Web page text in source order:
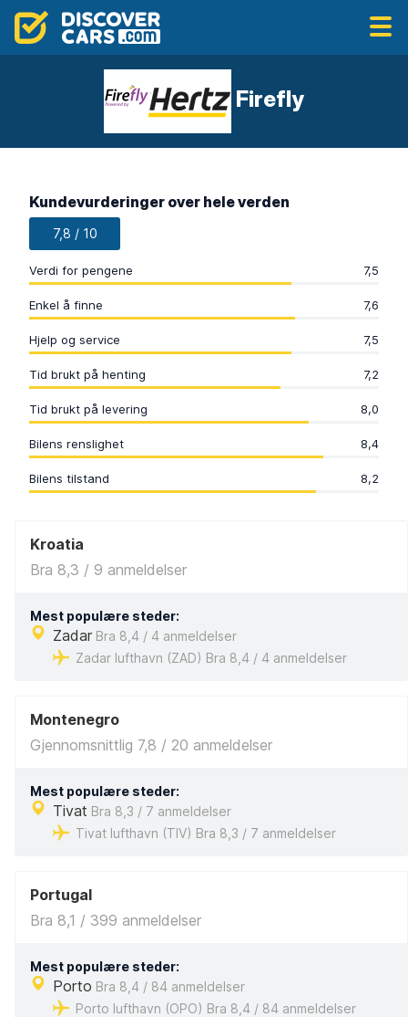
Firefly
Kundevurderinger over hele verden
7,8 / 10
Verdi for pengene 7,5
Enkel å finne 7,6
Hjelp og service 7,5
Tid brukt på henting 7,2
Tid brukt på levering 8,0
Bilens renslighet 8,4
Bilens tilstand 8,2
Kroatia
Bra 8,3 / 9 anmeldelser
Mest populære steder:
Zadar Bra 8,4 / 4 anmeldelser
Zadar lufthavn (ZAD) Bra 8,4 / 4 anmeldelser
Montenegro
Gjennomsnittlig 7,8 / 20 anmeldelser
Mest populære steder:
Tivat Bra 8,3 / 7 anmeldelser
Tivat lufthavn (TIV) Bra 8,3 / 7 anmeldelser
Portugal
Bra 8,1 / 399 anmeldelser
Mest populære steder:
Porto Bra 8,4 / 84 anmeldelser
Porto lufthavn (OPO) Bra 8,4 / 84 anmeldelser